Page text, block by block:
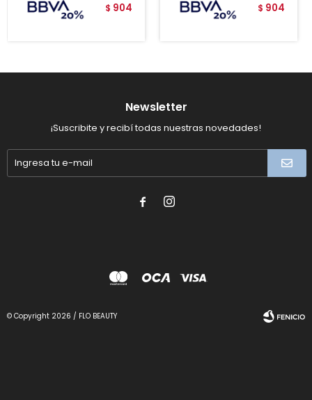
$ 904 $ 904
Newsletter
¡Suscribite y recibí todas nuestras novedades!
 
© Copyright 2026 / FLO BEAUTY